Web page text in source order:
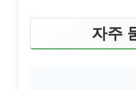
자주